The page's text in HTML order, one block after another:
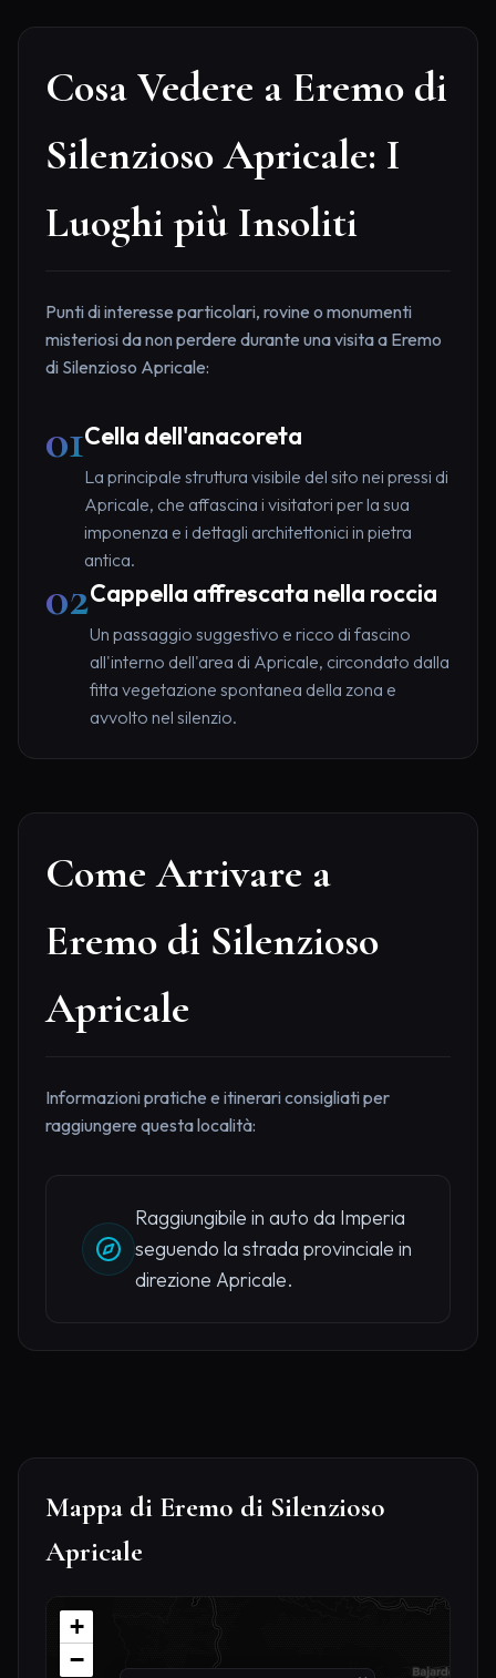
Cosa Vedere a Eremo di
Silenzioso Apricale: I
Luoghi più Insoliti
Punti di interesse particolari, rovine o monumenti
misteriosi da non perdere durante una visita a Eremo
di Silenzioso Apricale:
01Cella dell'anacoreta
La principale struttura visibile del sito nei pressi di
Apricale, che affascina i visitatori per la sua
imponenza e i dettagli architettonici in pietra
antica.
02Cappella affrescata nella roccia
Un passaggio suggestivo e ricco di fascino
all'interno dell'area di Apricale, circondato dalla
fitta vegetazione spontanea della zona e
avvolto nel silenzio.
Come Arrivare a
Eremo di Silenzioso
Apricale
Informazioni pratiche e itinerari consigliati per
raggiungere questa località:
Raggiungibile in auto da Imperia
seguendo la strada provinciale in
direzione Apricale.
Mappa di Eremo di Silenzioso
Apricale
+
−